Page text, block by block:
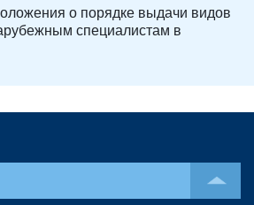
о порядке выдачи видов
специалистам в